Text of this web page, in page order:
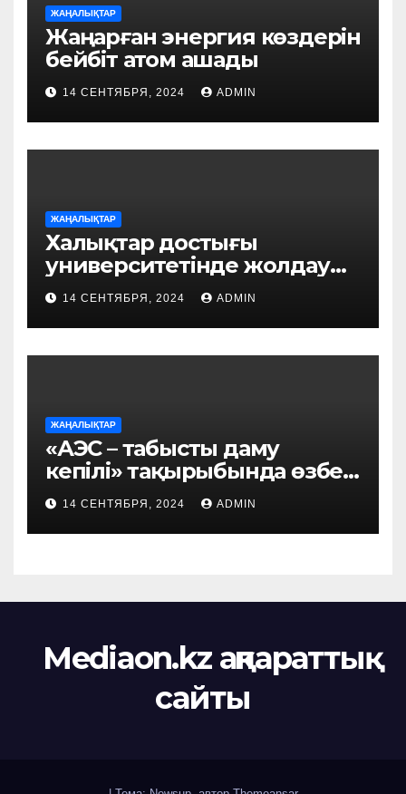
ЖАҢАЛЫҚТАР
Жаңарған энергия көздерін
бейбіт атом ашады
14 СЕНТЯБРЯ, 2024 ADMIN
ЖАҢАЛЫҚТАР
Халықтар достығы
университетінде жолдау
талқыланды
14 СЕНТЯБРЯ, 2024 ADMIN
ЖАҢАЛЫҚТАР
«АЭС – табысты даму
кепілі» тақырыбында өзбек
этномәдени бірлестігі
мүшелерінің кездесуі өтті
14 СЕНТЯБРЯ, 2024 ADMIN
Mediaon.kz ақпараттық
сайты